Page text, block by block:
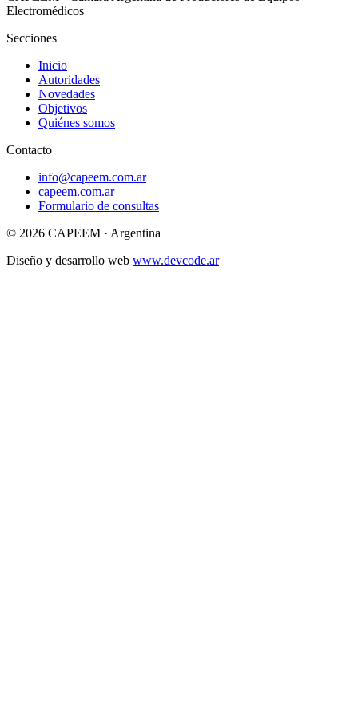
Electromédicos
Secciones
Inicio
Autoridades
Novedades
Objetivos
Quiénes somos
Contacto
info@capeem.com.ar
capeem.com.ar
Formulario de consultas
© 2026 CAPEEM · Argentina
Diseño y desarrollo web www.devcode.ar